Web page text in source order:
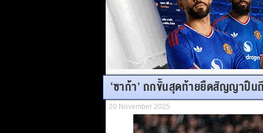
‘ซาก้า’ ถกขั้นสุดท้ายยืดสัญญาปืน
20 November 2025